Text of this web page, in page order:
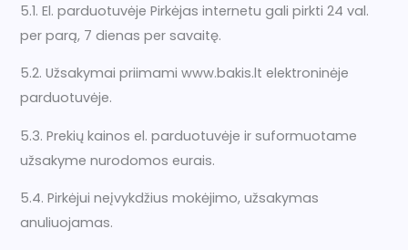
5.1. El. parduotuvėje Pirkėjas internetu gali pirkti 24 val.
per parą, 7 dienas per savaitę.
5.2. Užsakymai priimami www.bakis.lt elektroninėje
parduotuvėje.
5.3. Prekių kainos el. parduotuvėje ir suformuotame
užsakyme nurodomos eurais.
5.4. Pirkėjui neįvykdžius mokėjimo, užsakymas
anuliuojamas.